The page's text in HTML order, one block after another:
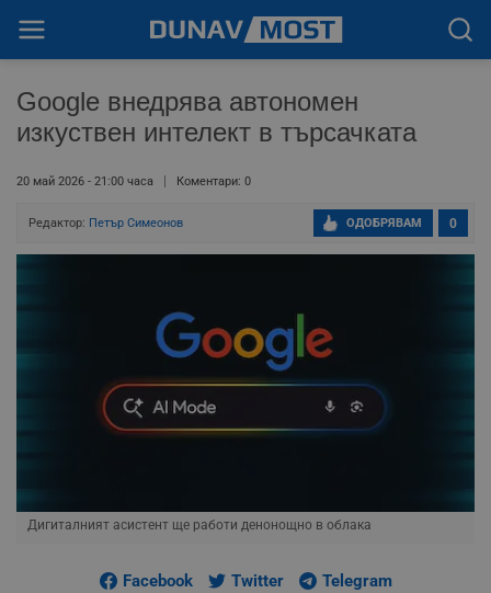
Google внедрява автономен
изкуствен интелект в търсачката
20 май 2026 - 21:00 часа Коментари: 0
Редактор: Петър Симеонов 0
ОДОБРЯВАМ
Дигиталният асистент ще работи денонощно в облака
Facebook Twitter Telegram